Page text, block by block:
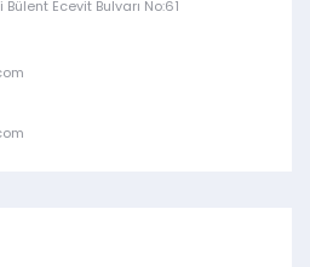
Ecevit Bulvarı No:61